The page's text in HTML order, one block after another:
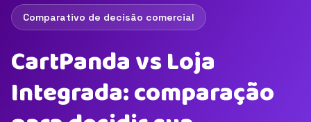
Comparativo de decisão comercial
CartPanda vs Loja
Integrada: comparação